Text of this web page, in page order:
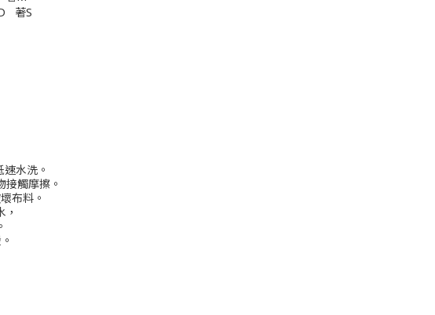
著S
水洗。
觸摩擦。
布料。